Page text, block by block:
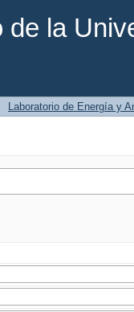
de la
Laboratorio de Energía y